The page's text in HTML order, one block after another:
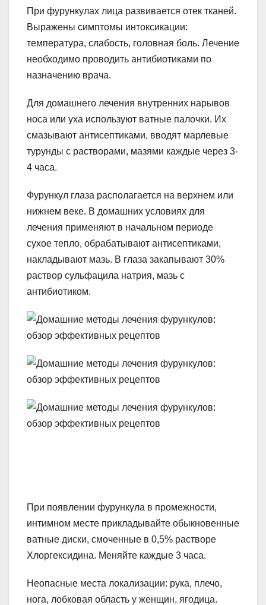
При фурункулах лица развивается отек тканей.
Выражены симптомы интоксикации:
температура, слабость, головная боль. Лечение
необходимо проводить антибиотиками по
назначению врача.
Для домашнего лечения внутренних нарывов
носа или уха используют ватные палочки. Их
смазывают антисептиками, вводят марлевые
турунды с растворами, мазями каждые через 3-
4 часа.
Фурункул глаза располагается на верхнем или
нижнем веке. В домашних условиях для
лечения применяют в начальном периоде
сухое тепло, обрабатывают антисептиками,
накладывают мазь. В глаза закапывают 30%
раствор сульфацила натрия, мазь с
антибиотиком.
При появлении фурункула в промежности,
интимном месте прикладывайте обыкновенные
ватные диски, смоченные в 0,5% растворе
Хлоргексидина. Меняйте каждые 3 часа.
Неопасные места локализации: рука, плечо,
нога, лобковая область у женщин, ягодица.